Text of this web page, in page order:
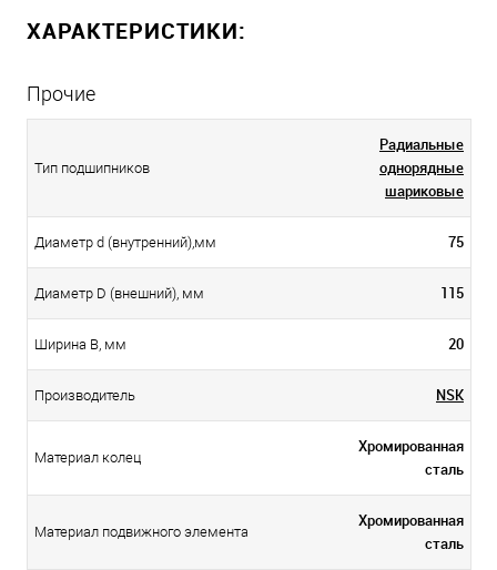
ХАРАКТЕРИСТИКИ:
Прочие
Тип подшипников
Радиальные
однорядные
шариковые
Диаметр d (внутренний),мм 75
Диаметр D (внешний), мм 115
Ширина B, мм 20
Производитель NSK
Материал колец
Хромированная
сталь
Материал подвижного элемента
Хромированная
сталь